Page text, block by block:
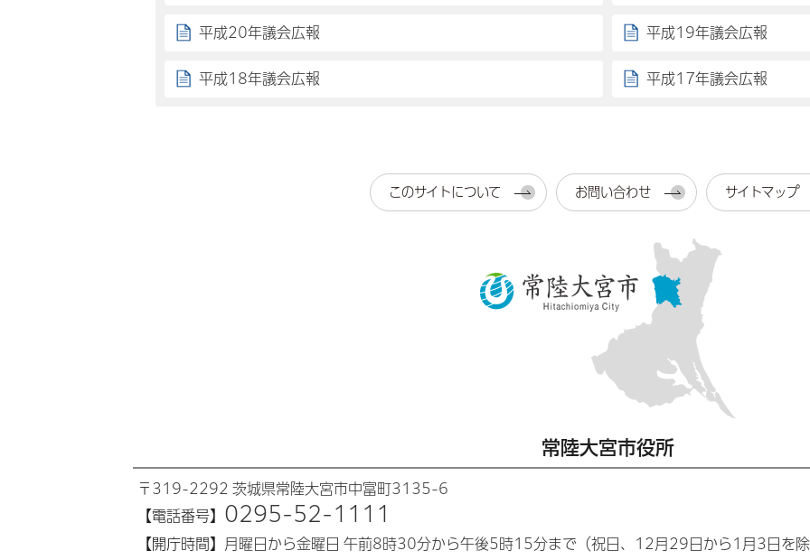
平成20年議会広報 平成19年議会広報
平成18年議会広報 平成17年議会広報
このサイトについて お問い合わせ サイトマップ
常陸大宮市役所
〒319-2292 茨城県常陸大宮市中富町3135-6
【電話番号】 0295-52-1111
【開庁時間】 月曜日から金曜日 午前8時30分から午後5時15分まで（祝日、12月29日から1月3日を